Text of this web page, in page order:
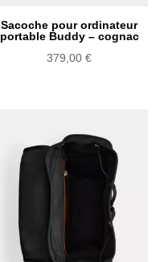
Sacoche pour ordinateur
portable Buddy – cognac
379,00€